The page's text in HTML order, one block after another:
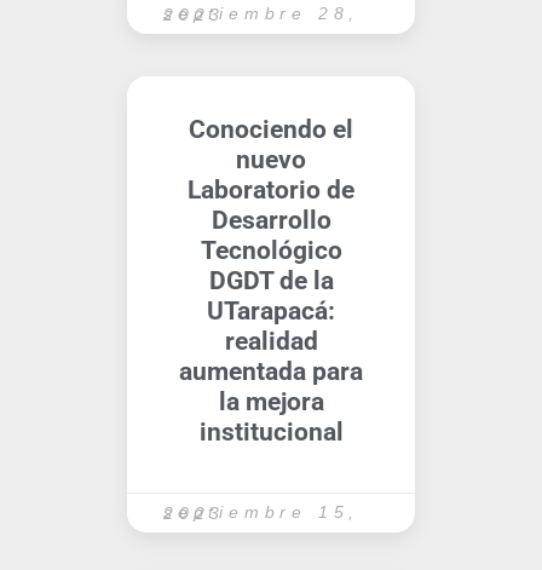
septiembre 28, 2023
Conociendo el
nuevo
Laboratorio de
Desarrollo
Tecnológico
DGDT de la
UTarapacá:
realidad
aumentada para
la mejora
institucional
septiembre 15, 2023